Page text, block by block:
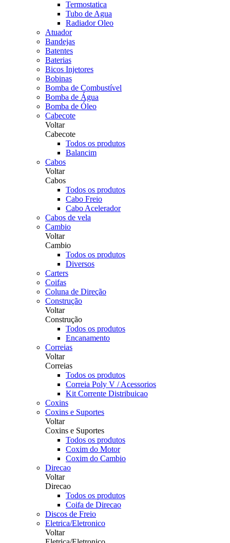
Termostatica
Tubo de Agua
Radiador Oleo
Atuador
Bandejas
Batentes
Baterias
Bicos Injetores
Bobinas
Bomba de Combustível
Bomba de Água
Bomba de Óleo
Cabecote
Voltar
Cabecote
Todos os produtos
Balancim
Cabos
Voltar
Cabos
Todos os produtos
Cabo Freio
Cabo Acelerador
Cabos de vela
Cambio
Voltar
Cambio
Todos os produtos
Diversos
Carters
Coifas
Coluna de Direção
Construção
Voltar
Construção
Todos os produtos
Encanamento
Correias
Voltar
Correias
Todos os produtos
Correia Poly V / Acessorios
Kit Corrente Distribuicao
Coxins
Coxins e Suportes
Voltar
Coxins e Suportes
Todos os produtos
Coxim do Motor
Coxim do Cambio
Direcao
Voltar
Direcao
Todos os produtos
Coifa de Direcao
Discos de Freio
Eletrica/Eletronico
Voltar